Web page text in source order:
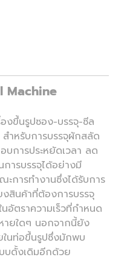
Machine
งขึ้นรูปซอง-บรรจุ-ซีล
ำหรับการบรรจุผักสลัด
บการประหยัดเวลา ลด
การบรรจุได้อย่างมี
การทำงานซึ่งได้รับการ
งสินค้าที่ต้องการบรรจุ
อัตราความเร็วที่กำหนด
ายใดๆ นอกจากนี้ยัง
นท่อขึ้นรูปซึ่งมักพบ
บดั้งเดิมอีกด้วย